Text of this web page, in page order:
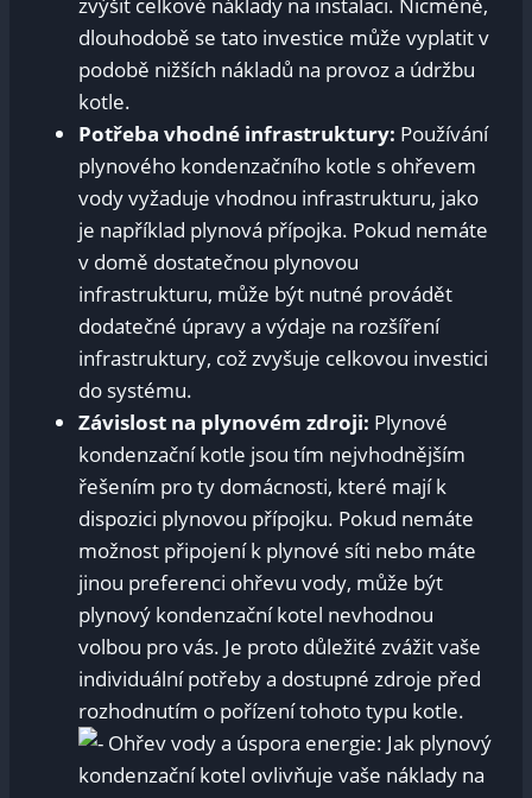
dlouhodobě se tato investice může vyplatit v
podobě nižších nákladů na provoz a údržbu
kotle.
Potřeba vhodné infrastruktury: Používání
plynového kondenzačního kotle s ohřevem
vody vyžaduje vhodnou infrastrukturu, jako
je například plynová přípojka. Pokud nemáte
v domě dostatečnou plynovou
infrastrukturu, může být nutné provádět
dodatečné úpravy a výdaje na rozšíření
infrastruktury, což zvyšuje celkovou investici
do systému.
Závislost na plynovém zdroji: Plynové
kondenzační kotle jsou tím nejvhodnějším
řešením pro ty domácnosti, které mají k
dispozici plynovou přípojku. Pokud nemáte
možnost připojení k plynové síti nebo máte
jinou preferenci ohřevu vody, může být
plynový kondenzační kotel nevhodnou
volbou pro vás. Je proto důležité zvážit vaše
individuální potřeby a dostupné zdroje před
rozhodnutím o pořízení tohoto typu kotle.